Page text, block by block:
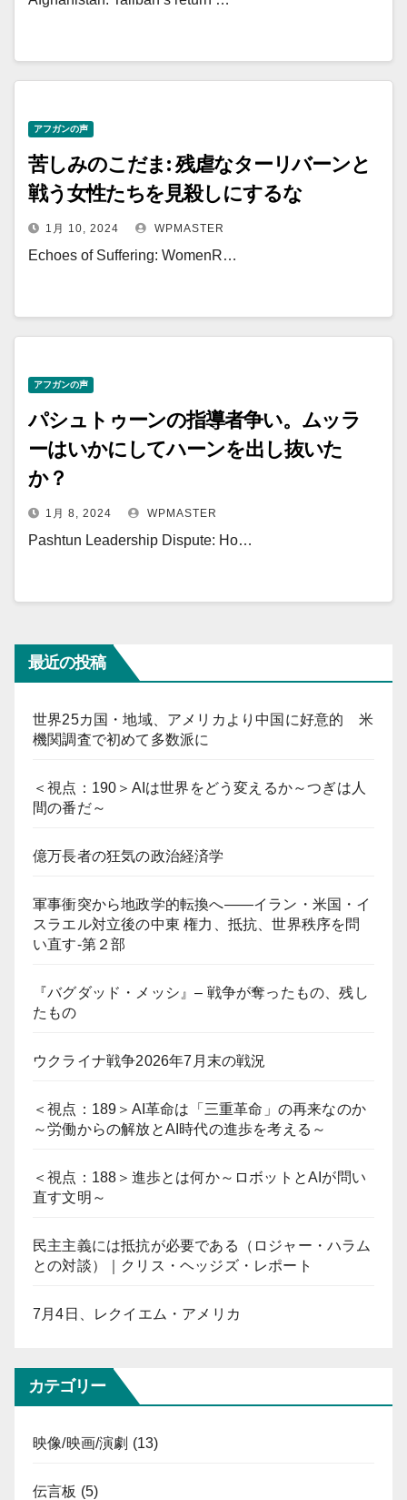
アフガンの声
苦しみのこだま: 残虐なターリバーンと
戦う女性たちを見殺しにするな
1月 10, 2024 WPMASTER
Echoes of Suffering: WomenR…
アフガンの声
パシュトゥーンの指導者争い。ムッラ
ーはいかにしてハーンを出し抜いた
か？
1月 8, 2024 WPMASTER
Pashtun Leadership Dispute: Ho…
最近の投稿
世界25カ国・地域、アメリカより中国に好意的 米
機関調査で初めて多数派に
＜視点：190＞AIは世界をどう変えるか～つぎは人
間の番だ～
億万長者の狂気の政治経済学
軍事衝突から地政学的転換へ――イラン・米国・イ
スラエル対立後の中東 権力、抵抗、世界秩序を問
い直す-第２部
『バグダッド・メッシ』– 戦争が奪ったもの、残し
たもの
ウクライナ戦争2026年7月末の戦況
＜視点：189＞AI革命は「三重革命」の再来なのか
～労働からの解放とAI時代の進歩を考える～
＜視点：188＞進歩とは何か～ロボットとAIが問い
直す文明～
民主主義には抵抗が必要である（ロジャー・ハラム
との対談）｜クリス・ヘッジズ・レポート
7月4日、レクイエム・アメリカ
カテゴリー
映像/映画/演劇 (13)
伝言板 (5)